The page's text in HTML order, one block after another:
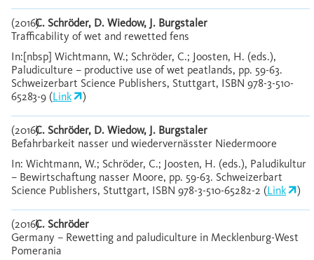
(2016)C. Schröder, D. Wiedow, J. Burgstaler
Trafficability of wet and rewetted fens
In:[nbsp] Wichtmann, W.; Schröder, C.; Joosten, H. (eds.),
Paludiculture – productive use of wet peatlands, pp. 59-63.
Schweizerbart Science Publishers, Stuttgart, ISBN 978-3-510-
65283-9 (Link )
(2016)C. Schröder, D. Wiedow, J. Burgstaler
Befahrbarkeit nasser und wiedervernässter Niedermoore
In: Wichtmann, W.; Schröder, C.; Joosten, H. (eds.), Paludikultur
– Bewirtschaftung nasser Moore, pp. 59-63. Schweizerbart
Science Publishers, Stuttgart, ISBN 978-3-510-65282-2 (Link )
(2016)C. Schröder
Germany – Rewetting and paludiculture in Mecklenburg-West
Pomerania